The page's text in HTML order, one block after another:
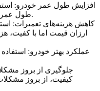
افزایش طول عمر خودرو:
طول عمر خودرو شما را افزایش می‌دهد.
کاهش هزینه‌های تعمیرات:
ارزان قیمت اما با کفیت،
عملکرد بهتر خودرو:
جلوگیری از بروز
کیفیت، از بروز